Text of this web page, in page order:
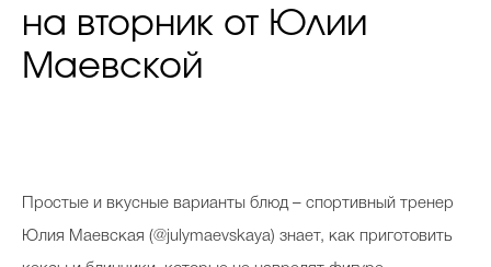
на вторник от Юлии
Маевской
ростые и вкусные варианты блюд – спортивный тренер
Юлия Маевская (@julymaevskaya) знает, как приготовить